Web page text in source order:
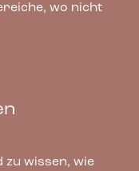
wo nicht
zu wissen, wie